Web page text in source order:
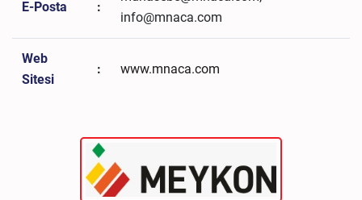
E-Posta :
info@mnaca.com
Web
Sitesi
: www.mnaca.com